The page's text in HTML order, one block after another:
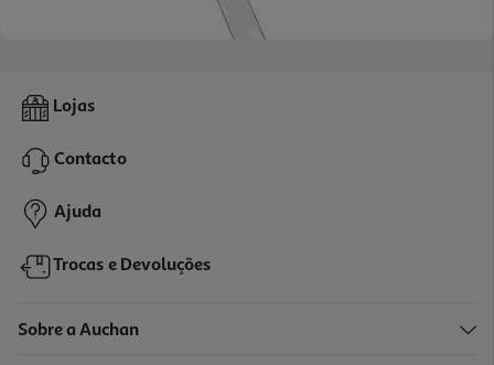
Protetor Ecran Vt Cellularline Iphone 16/17 Pro Max Glass Cap
24,99 €
Lojas
Contacto
Ajuda
Trocas e Devoluções
Sobre a Auchan